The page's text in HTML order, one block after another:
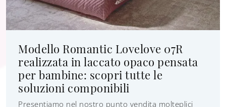
Modello Romantic Lovelove 07R
realizzata in laccato opaco pensata
per bambine: scopri tutte le
soluzioni componibili
Presentiamo nel nostro punto vendita molteplici